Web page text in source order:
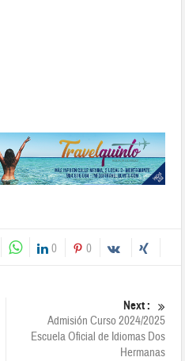
0 0
Next :
Admisión Curso 2024/2025
Escuela Oficial de Idiomas Dos
Hermanas